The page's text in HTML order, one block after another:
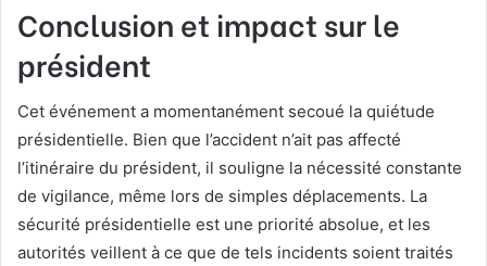
Conclusion et impact sur le
président
Cet événement a momentanément secoué la quiétude
présidentielle. Bien que l’accident n’ait pas affecté
l’itinéraire du président, il souligne la nécessité constante
de vigilance, même lors de simples déplacements. La
sécurité présidentielle est une priorité absolue, et les
autorités veillent à ce que de tels incidents soient traités